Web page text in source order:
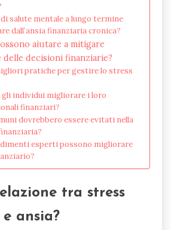
salute mentale a lungo termine
dall’ansia finanziaria cronica?
aiutare a mitigare
delle decisioni finanziarie?
pratiche per gestire lo stress
gli individui migliorare i loro
finanziari?
dovrebbero essere evitati nella
esperti possono migliorare
tra stress
ansia?